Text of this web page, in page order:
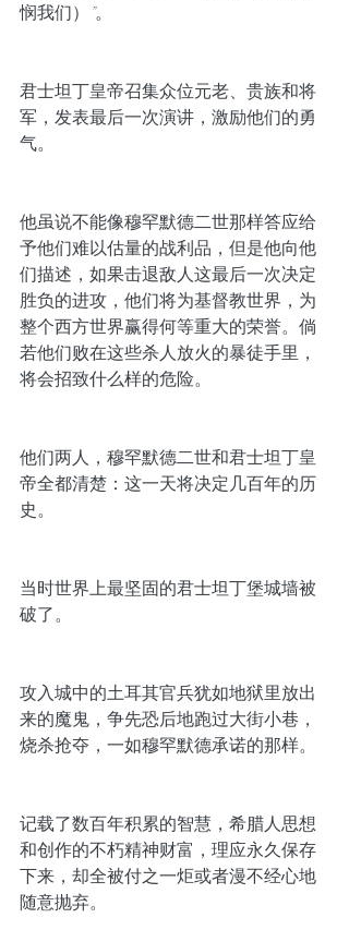
悯我们）
”。
君士坦丁皇帝召集众位元老、贵族和将
军，发表最后一次演讲，激励他们的勇
气。
他虽说不能像穆罕默德二世那样答应给
予他们难以估量的战利品，但是他向他
们描述，如果击退敌人这最后一次决定
胜负的进攻，他们将为基督教世界，为
整个西方世界赢得何等重大的荣誉。倘
若他们败在这些杀人放火的暴徒手里，
将会招致什么样的危险。
他们两人，穆罕默德二世和君士坦丁皇
帝全都清楚：这一天将决定几百年的历
史。
当时世界上最坚固的君士坦丁堡城墙被
破了。
攻入城中的土耳其官兵犹如地狱里放出
来的魔鬼，争先恐后地跑过大街小巷，
烧杀抢夺，一如穆罕默德承诺的那样。
记载了数百年积累的智慧，希腊人思想
和创作的不朽精神财富，理应永久保存
下来，却全被付之一炬或者漫不经心地
随意抛弃。